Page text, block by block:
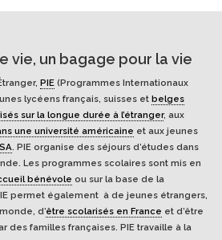
vie, un bagage pour la vie
PIE (Programmes Internationaux
lycéens français, suisses et belges
sur la longue durée à l’étranger, aux
une université américaine et aux jeunes
. PIE organise des séjours d’études dans
Les programmes scolaires sont mis en
bénévole ou sur la base de la
permet également à de jeunes étrangers,
d’être scolarisés en France et d’être
des familles françaises. PIE travaille à la